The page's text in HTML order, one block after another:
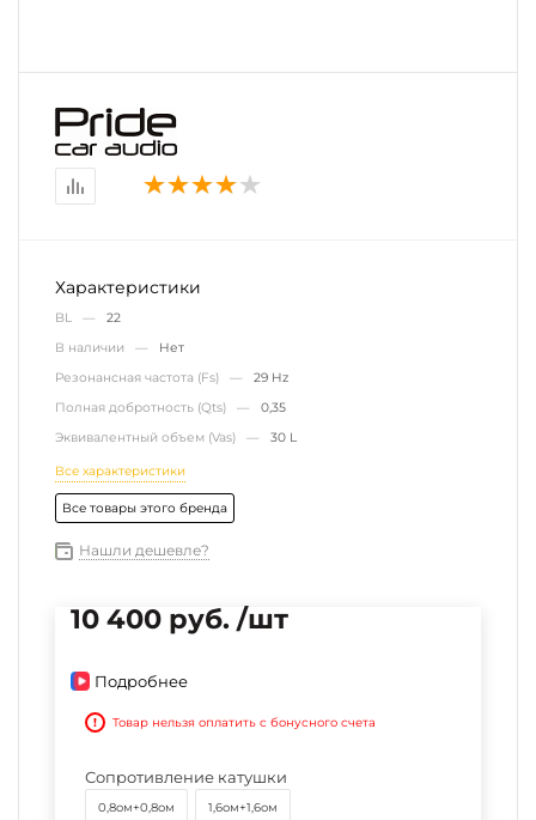
Характеристики
BL — 22
В наличии — Нет
Резонансная частота (Fs) — 29 Hz
Полная добротность (Qts) — 0,35
Эквивалентный объем (Vas) — 30 L
Все характеристики
Все товары этого бренда
Нашли дешевле?
10 400 руб. /шт
Подробнее
! Товар нельзя оплатить с бонусного счета
Сопротивление катушки
0,8ом+0,8ом 1,6ом+1,6ом